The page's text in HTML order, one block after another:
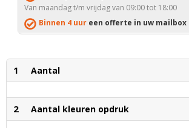
Van maandag t/m vrijdag van 09:00 tot 18:00
Binnen 4 uur een offerte in uw mailbox
1 Aantal
2 Aantal kleuren opdruk